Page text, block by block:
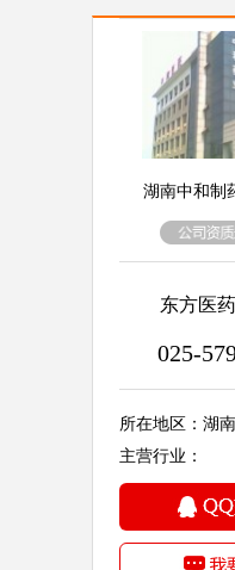
湖南中和制
东方医
025-
所在地区：湖
主营行业：